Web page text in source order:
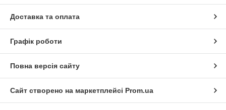
Доставка та оплата
Графік роботи
Повна версія сайту
Сайт створено на маркетплейсі Prom.ua